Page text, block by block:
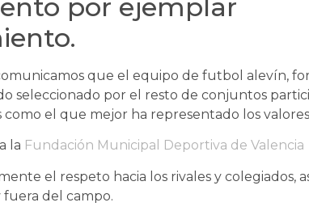
por ejemplar
que el equipo de futbol alevín,
seleccionado por el resto de conjuntos
como el que mejor ha representado los
la Fundación Municipal Deportiva de Valencia
el respeto hacia los rivales y colegiados,
del campo.